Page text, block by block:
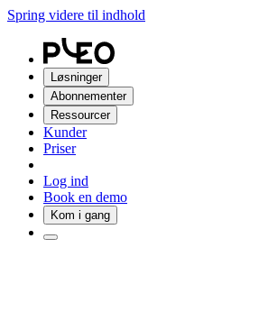
Spring videre til indhold
Løsninger
Abonnementer
Ressourcer
Kunder
Priser
Log ind
Book en demo
Kom i gang